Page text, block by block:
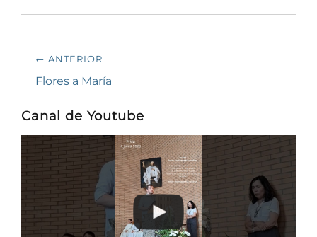
Navegación
de
entradas
← ANTERIOR
Entrada
Flores a María
Canal de Youtube